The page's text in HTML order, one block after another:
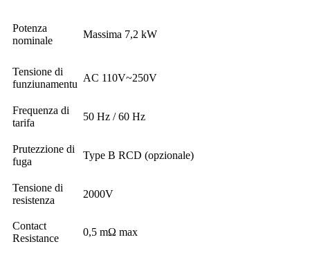
Potenza
nominale
Massima 7,2 kW
Tensione di
funziunamentu
AC 110V~250V
Frequenza di
tarifa
50 Hz / 60 Hz
Prutezzione di
fuga
Type B RCD (opzionale)
Tensione di
resistenza
2000V
Contact
Resistance
0,5 mΩ max